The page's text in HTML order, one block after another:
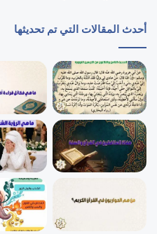
أحدث المقالات التي تم تحديثها